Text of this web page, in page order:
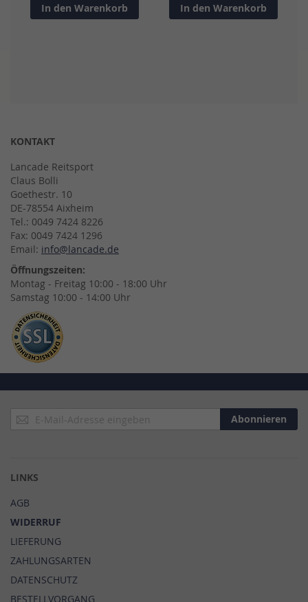
In den Warenkorb In den Warenkorb
KONTAKT
Lancade Reitsport
Claus Bolli
Goethestr. 10
DE-78554 Aixheim
Tel.: 0049 7424 8226
Fax: 0049 7424 1296
Email: info@lancade.de
Öffnungszeiten:
Montag - Freitag 10:00 - 18:00 Uhr
Samstag 10:00 - 14:00 Uhr
Anmeldung
zum
Abonnieren
LINKS
AGB
WIDERRUF
LIEFERUNG
ZAHLUNGSARTEN
DATENSCHUTZ
BESTELLVORGANG